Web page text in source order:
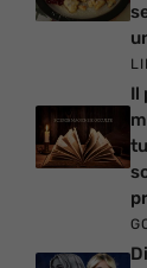
Il